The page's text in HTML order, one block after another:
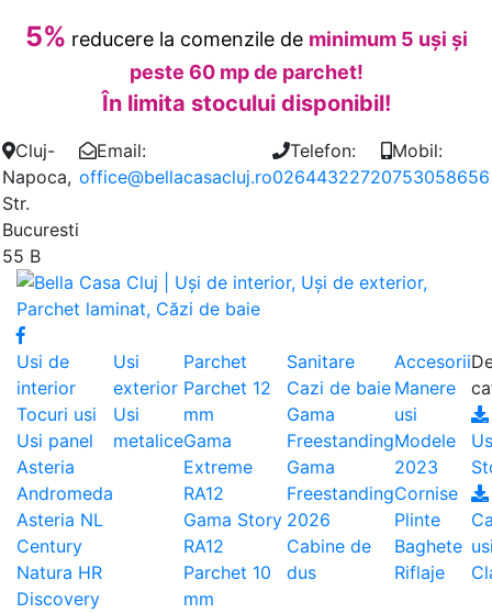
5% reducere la comenzile de minimum 5 uși și
peste 60 mp de parchet!
În limita stocului disponibil!
Cluj-
Napoca,
Str.
Bucuresti
55 B
Email:
office@bellacasacluj.ro
Telefon:
0264432272
Mobil:
0753058656
Usi de
interior
Tocuri usi
Usi panel
Asteria
Andromeda
Asteria NL
Century
Natura HR
Discovery
Usi
exterior
Usi
metalice
Parchet
Parchet 12
mm
Gama
Extreme
RA12
Gama Story
RA12
Parchet 10
mm
Sanitare
Cazi de baie
Gama
Freestanding
Gama
Freestanding
2026
Cabine de
dus
Accesorii
Manere
usi
Modele
2023
Cornise
Plinte
Baghete
Riflaje